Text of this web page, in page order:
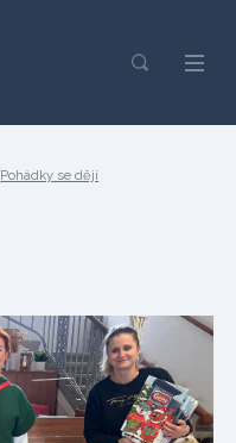
Pohádky se dějí